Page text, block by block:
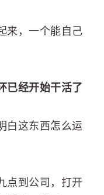
来，一个能自己
已经开始干活了
白这东西怎么运
点到公司，打开